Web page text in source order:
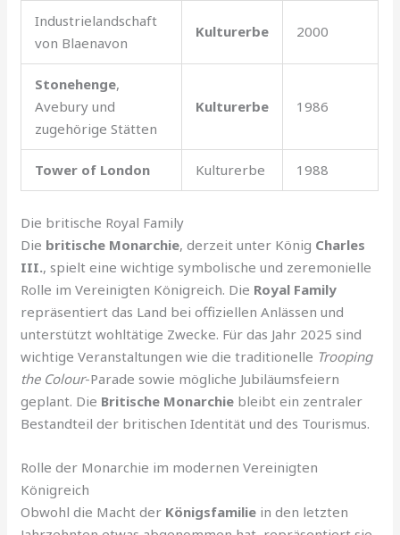
Industrielandschaft
von Blaenavon
Kulturerbe 2000
Stonehenge,
Avebury und
zugehörige Stätten
Kulturerbe 1986
Tower of London Kulturerbe 1988
Die britische Royal Family
Die britische Monarchie, derzeit unter König Charles
III., spielt eine wichtige symbolische und zeremonielle
Rolle im Vereinigten Königreich. Die Royal Family
repräsentiert das Land bei offiziellen Anlässen und
unterstützt wohltätige Zwecke. Für das Jahr 2025 sind
wichtige Veranstaltungen wie die traditionelle Trooping
the Colour-Parade sowie mögliche Jubiläumsfeiern
geplant. Die Britische Monarchie bleibt ein zentraler
Bestandteil der britischen Identität und des Tourismus.
Rolle der Monarchie im modernen Vereinigten
Königreich
Obwohl die Macht der Königsfamilie in den letzten